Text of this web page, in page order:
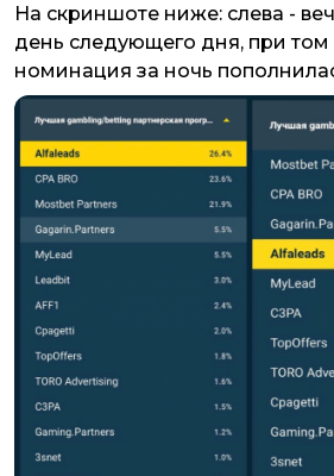
На скриншоте ниже: слева -
день следующего дня, при
номинация за ночь